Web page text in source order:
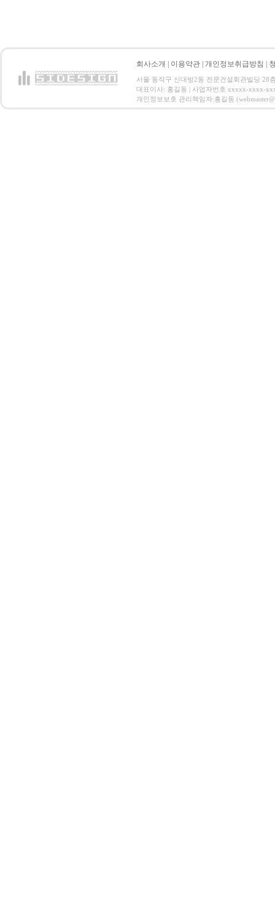
회사소개 이용약관 개인정보취급방침
서울 동작구 신대방2동 전문건설회관빌딩 28
대표이사: 홍길동 | 사업자번호 xxxxx-xxxx-
개인정보보호 관리책임자:홍길동